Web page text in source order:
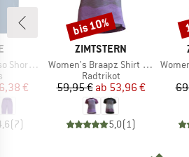
II
Preis
€
(7)
MARKE
ZIMTSTERN
Artikel
Women's Braapz Shirt S/S
Produktgruppe
Radtrikot
Preis
59,95 € reduzierter Preis
ab 53,96 €
5,0( 1)
Rabatt
bis 10%
Artikel